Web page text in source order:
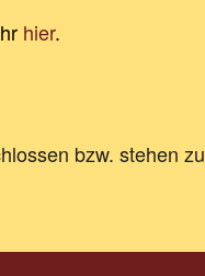
hier.
bzw. stehen